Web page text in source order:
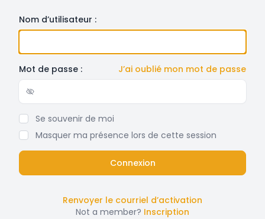
Nom d’utilisateur :
Mot de passe : J’ai oublié mon mot de passe
Show/hide password
Se souvenir de moi
Masquer ma présence lors de cette session
Renvoyer le courriel d’activation
Not a member? Inscription